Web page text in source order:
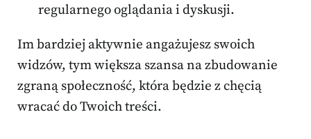
regularnego oglądania i dyskusji.
Im bardziej aktywnie angażujesz swoich
widzów, tym większa szansa na zbudowanie
zgraną społeczność, która będzie z chęcią
wracać do Twoich treści.